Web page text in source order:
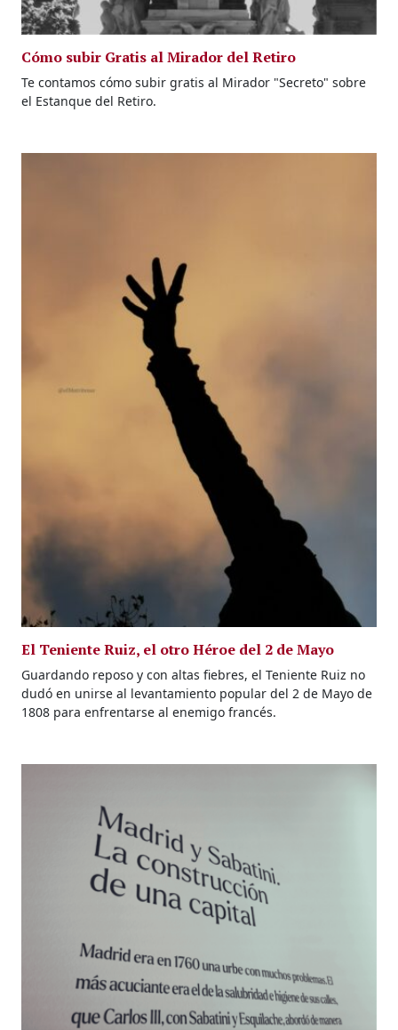
Cómo subir Gratis al Mirador del Retiro
Te contamos cómo subir gratis al Mirador "Secreto" sobre
el Estanque del Retiro.
El Teniente Ruiz, el otro Héroe del 2 de Mayo
Guardando reposo y con altas fiebres, el Teniente Ruiz no
dudó en unirse al levantamiento popular del 2 de Mayo de
1808 para enfrentarse al enemigo francés.